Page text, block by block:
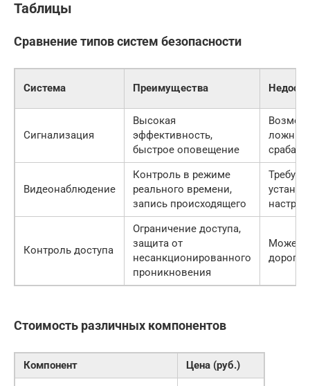
Таблицы
Сравнение типов систем безопасности
Система Преимущества
Сигнализация
Высокая
эффективность,
быстрое оповещение
ложные
Видеонаблюдение
Контроль в режиме
реального времени,
запись происходящего
Требует
Контроль доступа
Ограничение доступа,
защита от
несанкционированного
проникновения
Может
Стоимость различных компонентов
Компонент
Цена (руб.)